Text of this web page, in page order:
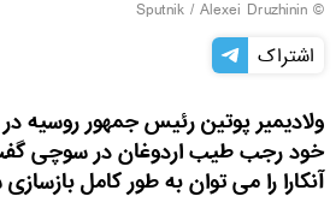
© Sputnik / Alexei Druzhinin
اشتراک
ولادیمیر پوتین رئیس جمهور روسیه در
خود رجب طیب اردوغان در سوچی
آنکارا را می توان به طور کامل